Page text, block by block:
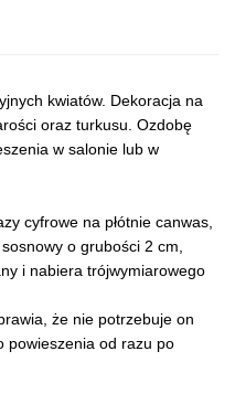
kwiatów. Dekoracja na
oraz turkusu. Ozdobę
w salonie lub w
cyfrowe na płótnie canwas,
o grubości 2 cm,
i nabiera trójwymiarowego
że nie potrzebuje on
powieszenia od razu po